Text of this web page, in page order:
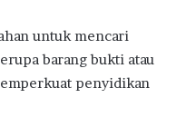
untuk mencari
barang bukti atau
penyidikan